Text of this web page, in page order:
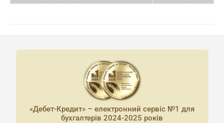
«Дебет-Кредит» – електронний сервіс №1 для
бухгалтерів 2024-2025 років